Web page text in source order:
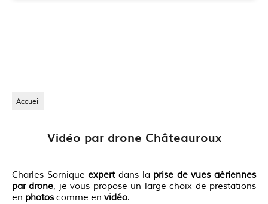
Accueil
Vidéo par drone Châteauroux
Charles Sorniqueexpertdans la prise de vues aériennes
par drone, je vous propose un large choix de prestations
en photoscomme en vidéo.